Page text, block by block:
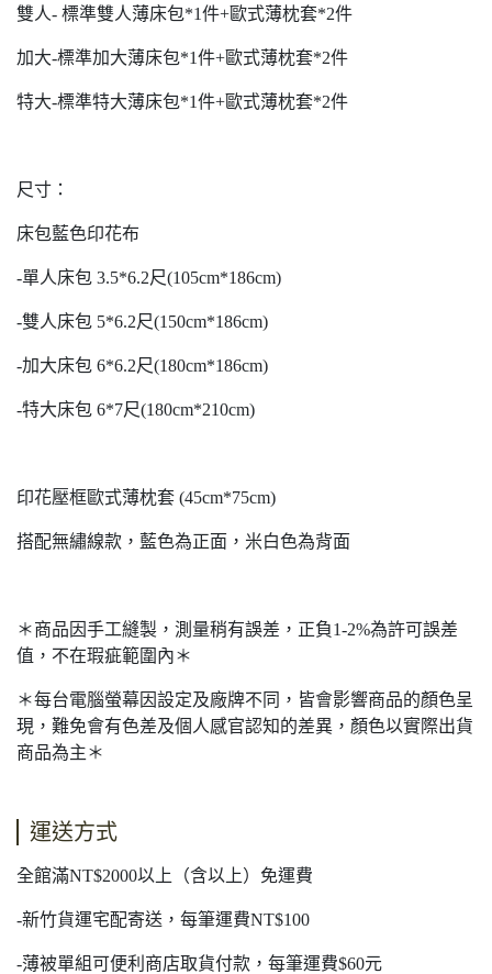
雙人- 標準雙人薄床包*1件+歐式薄枕套*2件
加大-標準加大薄床包*1件+歐式薄枕套*2件
特大-標準特大薄床包*1件+歐式薄枕套*2件
尺寸：
床包藍色印花布
-單人床包 3.5*6.2尺(105cm*186cm)
-雙人床包 5*6.2尺(150cm*186cm)
-加大床包 6*6.2尺(180cm*186cm)
-特大床包 6*7尺(180cm*210cm)
印花壓框歐式薄枕套 (45cm*75cm)
搭配無繡線款，藍色為正面，米白色為背面
＊商品因手工縫製，測量稍有誤差，正負1-2%為許可誤差
值，不在瑕疵範圍內＊
＊每台電腦螢幕因設定及廠牌不同，皆會影響商品的顏色呈
現，難免會有色差及個人感官認知的差異，顏色以實際出貨
商品為主＊
運送方式
全館滿NT$2000以上（含以上）免運費
-新竹貨運宅配寄送，每筆運費NT$100
-薄被單組可便利商店取貨付款，每筆運費$60元